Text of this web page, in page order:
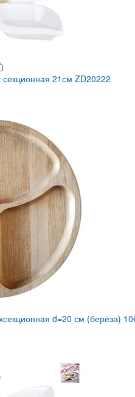
21см ZD20222
d=20 см (берёза)